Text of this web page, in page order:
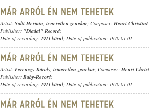
Artist: Solti Hermin, ismeretlen zenekar; Composer: Henri Christiné
Publisher: "Diadal" Record;
Date of recording: 1911 körül; Date of publication: 1970-01-01
Artist: Ferenczy Károly, ismeretlen zenekar; Composer: Henri
Publisher: Baby-Record;
Date of recording: 1911 körül; Date of publication: 1970-01-01